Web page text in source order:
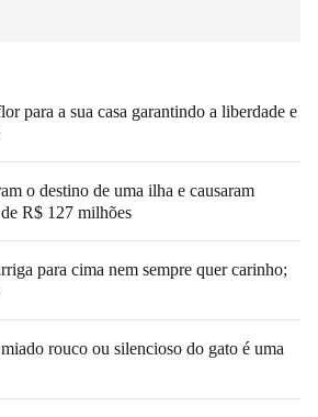
para a sua casa garantindo a liberdade e
o destino de uma ilha e causaram
R$ 127 milhões
para cima nem sempre quer carinho;
rouco ou silencioso do gato é uma